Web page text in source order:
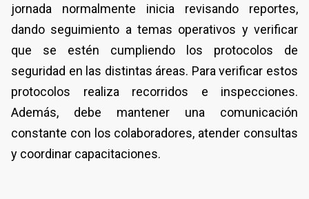
jornada normalmente inicia revisando reportes,
dando seguimiento a temas operativos y verificar
que se estén cumpliendo los protocolos de
seguridad en las distintas áreas. Para verificar estos
protocolos realiza recorridos e inspecciones.
Además, debe mantener una comunicación
constante con los colaboradores, atender consultas
y coordinar capacitaciones.